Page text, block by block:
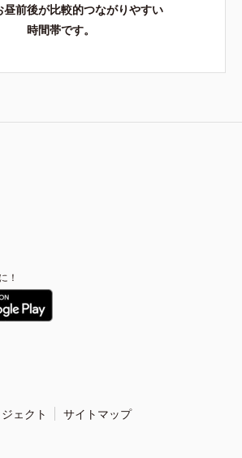
昼前後が比較的つながりやすい
時間帯です。
！
ェクト サイトマップ